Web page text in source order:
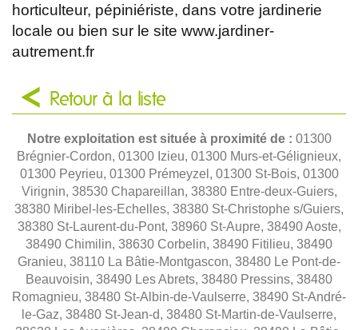
horticulteur, pépiniériste, dans votre jardinerie
locale ou bien sur le site www.jardiner-
autrement.fr
Retour à la liste
Notre exploitation est située à proximité de : 01300
Brégnier-Cordon, 01300 Izieu, 01300 Murs-et-Gélignieux,
01300 Peyrieu, 01300 Prémeyzel, 01300 St-Bois, 01300
Virignin, 38530 Chapareillan, 38380 Entre-deux-Guiers,
38380 Miribel-les-Echelles, 38380 St-Christophe s/Guiers,
38380 St-Laurent-du-Pont, 38960 St-Aupre, 38490 Aoste,
38490 Chimilin, 38630 Corbelin, 38490 Fitilieu, 38490
Granieu, 38110 La Bâtie-Montgascon, 38480 Le Pont-de-
Beauvoisin, 38490 Les Abrets, 38480 Pressins, 38480
Romagnieu, 38480 St-Albin-de-Vaulserre, 38490 St-André-
le-Gaz, 38480 St-Jean-d, 38480 St-Martin-de-Vaulserre,